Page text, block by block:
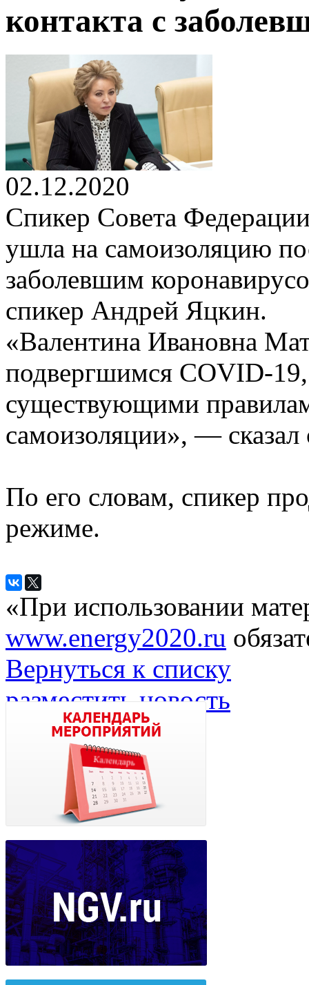
контакта с
02.12.2020
Спикер Совета
ушла на самоизоляцию
заболевшим
спикер Андрей Яцкин.
«Валентина Ивановна
подвергшимся COVID-19,
существующими
самоизоляции», — сказал
По его словам, спикер
режиме.
«При использовании
www.energy2020.ru
Вернуться к списку
разместить новость